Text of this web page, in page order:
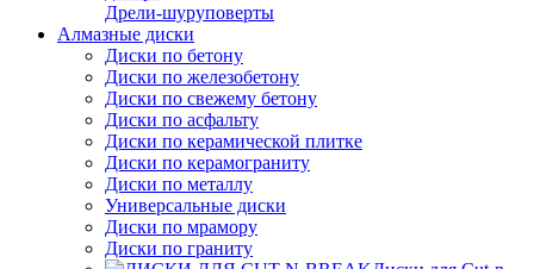
Дрели-шуруповерты
Алмазные диски
Диски по бетону
Диски по железобетону
Диски по свежему бетону
Диски по асфальту
Диски по керамической плитке
Диски по керамограниту
Диски по металлу
Универсальные диски
Диски по мрамору
Диски по граниту